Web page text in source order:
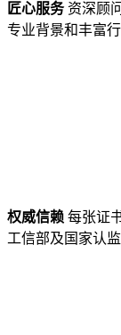
匠心服务资深顾
专业背景和丰富
权威信赖 每张证
工信部及国家认